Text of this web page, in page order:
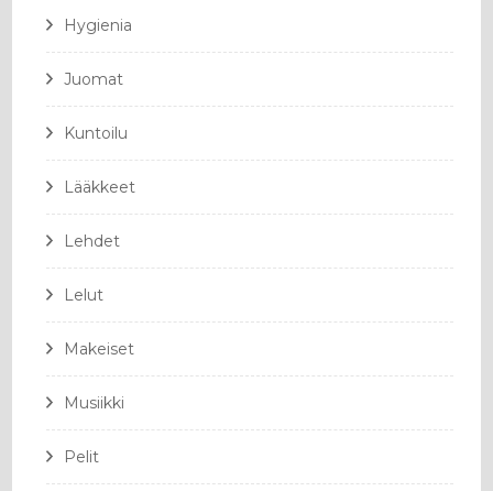
Hygienia
Juomat
Kuntoilu
Lääkkeet
Lehdet
Lelut
Makeiset
Musiikki
Pelit